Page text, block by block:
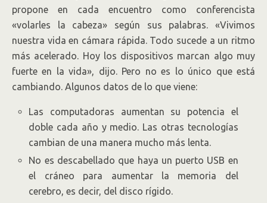
propone en cada encuentro como conferencista
«volarles la cabeza» según sus palabras. «Vivimos
nuestra vida en cámara rápida. Todo sucede a un ritmo
más acelerado. Hoy los dispositivos marcan algo muy
fuerte en la vida», dijo. Pero no es lo único que está
cambiando. Algunos datos de lo que viene:
Las computadoras aumentan su potencia el
doble cada año y medio. Las otras tecnologías
cambian de una manera mucho más lenta.
No es descabellado que haya un puerto USB en
el cráneo para aumentar la memoria del
cerebro, es decir, del disco rígido.